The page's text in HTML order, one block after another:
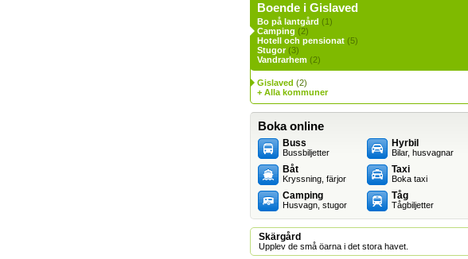
Boende i Gislaved
Bo på lantgård (1)
Camping (2)
Hotell och pensionat (5)
Stugor(3)
Vandrarhem (2)
Gislaved (2)
+ Alla kommuner
Boka online
Buss
Bussbiljetter
Båt
Kryssning, färjor
Camping
Husvagn, stugor
Hyrbil
Bilar, husvagnar
Taxi
Boka taxi
Tåg
Tågbiljetter
Skärgård
Upplev de små öarna i det stora havet.